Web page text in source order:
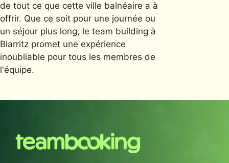
de tout ce que cette ville balnéaire a à
offrir. Que ce soit pour une journée ou
un séjour plus long, le team building à
Biarritz promet une expérience
inoubliable pour tous les membres de
l'équipe.